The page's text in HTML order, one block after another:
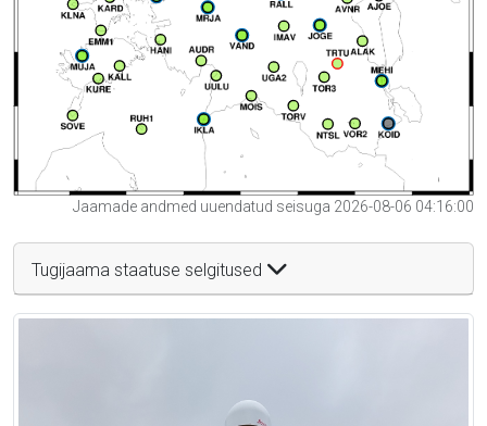
Jaamade andmed uuendatud seisuga 2026-08-06 04:16:00
Tugijaama staatuse selgitused